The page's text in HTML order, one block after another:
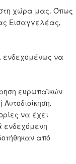
χώρα μας. Όπως
Εισαγγελέας,
ενδεχομένως να
ευρωπαϊκών
να έχει
ενδεχόμενη
από